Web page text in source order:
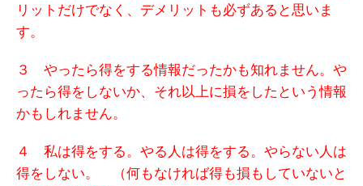
リットだけでなく、デメリットも必ずあると思いま
す。
３ やったら得をする情報だったかも知れません。や
ったら得をしないか、それ以上に損をしたという情報
かもしれません。
４ 私は得をする。やる人は得をする。やらない人は
得をしない。 （何もなければ得も損もしていないと